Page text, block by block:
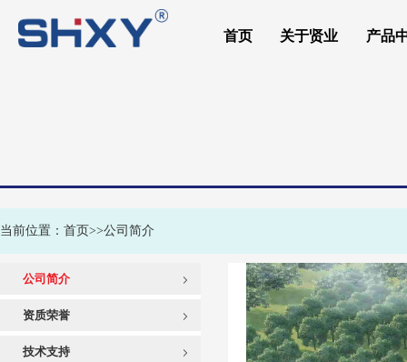
首页 关于贤业 产品
当前位置： 首页>>公司简介
公司简介
资质荣誉
技术支持